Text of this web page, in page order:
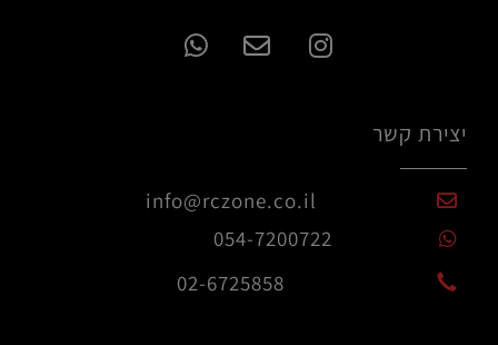
יצירת קשר
info@rczone.co.il
054-7200722
02-6725858